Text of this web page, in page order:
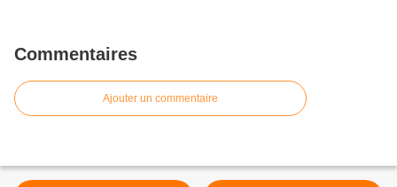
Commentaires
Ajouter un commentaire